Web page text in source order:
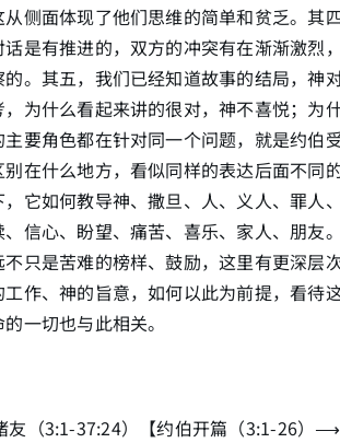
侧面体现了他们思维的简单和贫乏。其
是有推进的，双方的冲突有在渐渐激烈
。其五，我们已经知道故事的结局，神
为什么看起来讲的很对，神不喜悦；为
要角色都在针对同一个问题，就是约伯
在什么地方，看似同样的表达后面不同
它如何教导神、撒旦、人、义人、罪人
信心、盼望、痛苦、喜乐、家人、朋友
只是苦难的榜样、鼓励，这里有更深层
作、神的旨意，如何以此为前提，看待
一切也与此相关。
（3:1-37:24）【约伯开篇（3:1-26）